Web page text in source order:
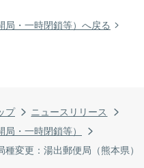
プ
ニュースリリース
・一時閉鎖等）
種変更：湯出郵便局（熊本県）
局・一時閉鎖等）へ戻る